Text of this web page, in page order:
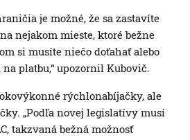
je možné, že sa zastavíte
nejakom mieste, ktoré bežne
si musíte niečo doťahať alebo
platbu,“ upozornil Kubovič.
rýchlonabíjačky, ale
„Podľa novej legislatívy musí
takzvaná bežná možnosť